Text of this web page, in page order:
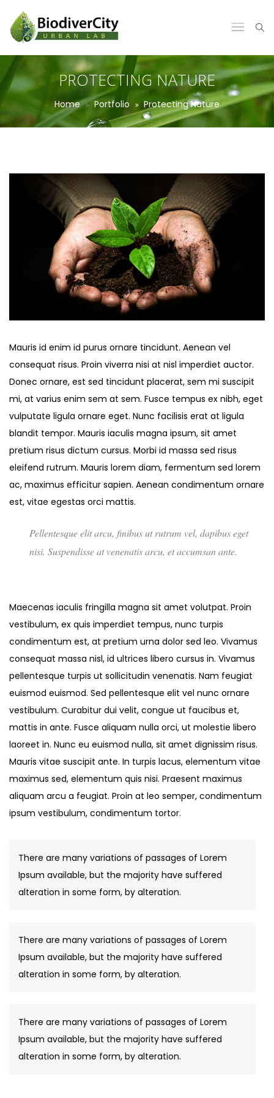
PROTECTING NATURE
Home Portfolio Protecting Nature
Mauris id enim id purus ornare tincidunt. Aenean vel
consequat risus. Proin viverra nisi at nisl imperdiet auctor.
Donec ornare, est sed tincidunt placerat, sem mi suscipit
mi, at varius enim sem at sem. Fusce tempus ex nibh, eget
vulputate ligula ornare eget. Nunc facilisis erat at ligula
blandit tempor. Mauris iaculis magna ipsum, sit amet
pretium risus dictum cursus. Morbi id massa sed risus
eleifend rutrum. Mauris lorem diam, fermentum sed lorem
ac, maximus efficitur sapien. Aenean condimentum ornare
est, vitae egestas orci mattis.
Pellentesque elit arcu, finibus ut rutrum vel, dapibus eget
nisi. Suspendisse at venenatis arcu, et accumsan ante.
Maecenas iaculis fringilla magna sit amet volutpat. Proin
vestibulum, ex quis imperdiet tempus, nunc turpis
condimentum est, at pretium urna dolor sed leo. Vivamus
consequat massa nisl, id ultrices libero cursus in. Vivamus
pellentesque turpis ut sollicitudin venenatis. Nam feugiat
euismod euismod. Sed pellentesque elit vel nunc ornare
vestibulum. Curabitur dui velit, congue ut faucibus et,
mattis in ante. Fusce aliquam nulla orci, ut molestie libero
laoreet in. Nunc eu euismod nulla, sit amet dignissim risus.
Mauris vitae suscipit ante. In turpis lacus, elementum vitae
maximus sed, elementum quis nisi. Praesent maximus
aliquam arcu a feugiat. Proin at leo semper, condimentum
ipsum vestibulum, condimentum tortor.
There are many variations of passages of Lorem
Ipsum available, but the majority have suffered
alteration in some form, by alteration.
There are many variations of passages of Lorem
Ipsum available, but the majority have suffered
alteration in some form, by alteration.
There are many variations of passages of Lorem
Ipsum available, but the majority have suffered
alteration in some form, by alteration.